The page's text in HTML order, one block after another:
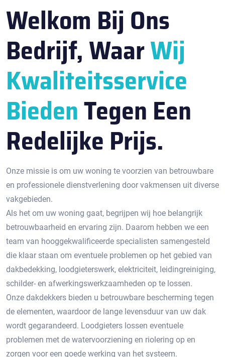
Welkom Bij Ons
Bedrijf, WaarWij
Kwaliteitsservice
BiedenTegen Een
Redelijke Prijs.
Onze missie is om uw woning te voorzien van betrouwbare
en professionele dienstverlening door vakmensen uit diverse
vakgebieden.
Als het om uw woning gaat, begrijpen wij hoe belangrijk
betrouwbaarheid en ervaring zijn. Daarom hebben we een
team van hooggekwalificeerde specialisten samengesteld
die klaar staan om eventuele problemen op het gebied van
dakbedekking, loodgieterswerk, elektriciteit, leidingreiniging,
schilder- en afwerkingswerkzaamheden op te lossen.
Onze dakdekkers bieden u betrouwbare bescherming tegen
de elementen, waardoor de lange levensduur van uw dak
wordt gegarandeerd. Loodgieters lossen eventuele
problemen met de watervoorziening en riolering op en
zorgen voor een goede werking van het systeem.